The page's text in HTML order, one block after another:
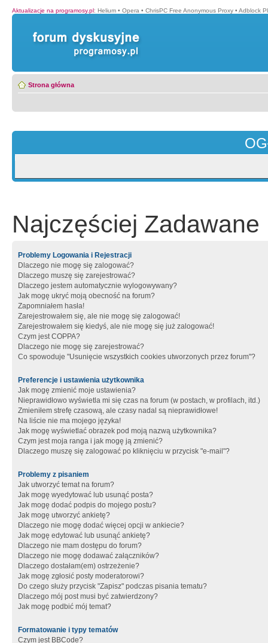
Aktualizacje na programosy.pl: Helium • Opera • ChrisPC Free Anonymous Proxy • Adblock
Strona główna
Najczęściej Zadawane
Problemy Logowania i Rejestracji
Dlaczego nie mogę się zalogować?
Dlaczego muszę się zarejestrować?
Dlaczego jestem automatycznie wylogowywany?
Jak mogę ukryć moją obecność na forum?
Zapomniałem hasła!
Zarejestrowałem się, ale nie mogę się zalogować!
Zarejestrowałem się kiedyś, ale nie mogę się już zalogować!
Czym jest COPPA?
Dlaczego nie mogę się zarejestrować?
Co spowoduje "Usunięcie wszystkich cookies utworzonych przez forum"?
Preferencje i ustawienia użytkownika
Jak mogę zmienić moje ustawienia?
Nieprawidłowo wyświetla mi się czas na forum (w postach, w profilach, itd.)
Zmieniłem strefę czasową, ale czasy nadal są nieprawidłowe!
Na liście nie ma mojego języka!
Jak mogę wyświetlać obrazek pod moją nazwą użytkownika?
Czym jest moja ranga i jak mogę ją zmienić?
Dlaczego muszę się zalogować po kliknięciu w przycisk "e-mail"?
Problemy z pisaniem
Jak utworzyć temat na forum?
Jak mogę wyedytować lub usunąć posta?
Jak mogę dodać podpis do mojego postu?
Jak mogę utworzyć ankietę?
Dlaczego nie mogę dodać więcej opcji w ankiecie?
Jak mogę edytować lub usunąć ankietę?
Dlaczego nie mam dostępu do forum?
Dlaczego nie mogę dodawać załączników?
Dlaczego dostałam(em) ostrzeżenie?
Jak mogę zgłosić posty moderatorowi?
Do czego służy przycisk "Zapisz" podczas pisania tematu?
Dlaczego mój post musi być zatwierdzony?
Jak mogę podbić mój temat?
Formatowanie i typy tematów
Czym jest BBCode?